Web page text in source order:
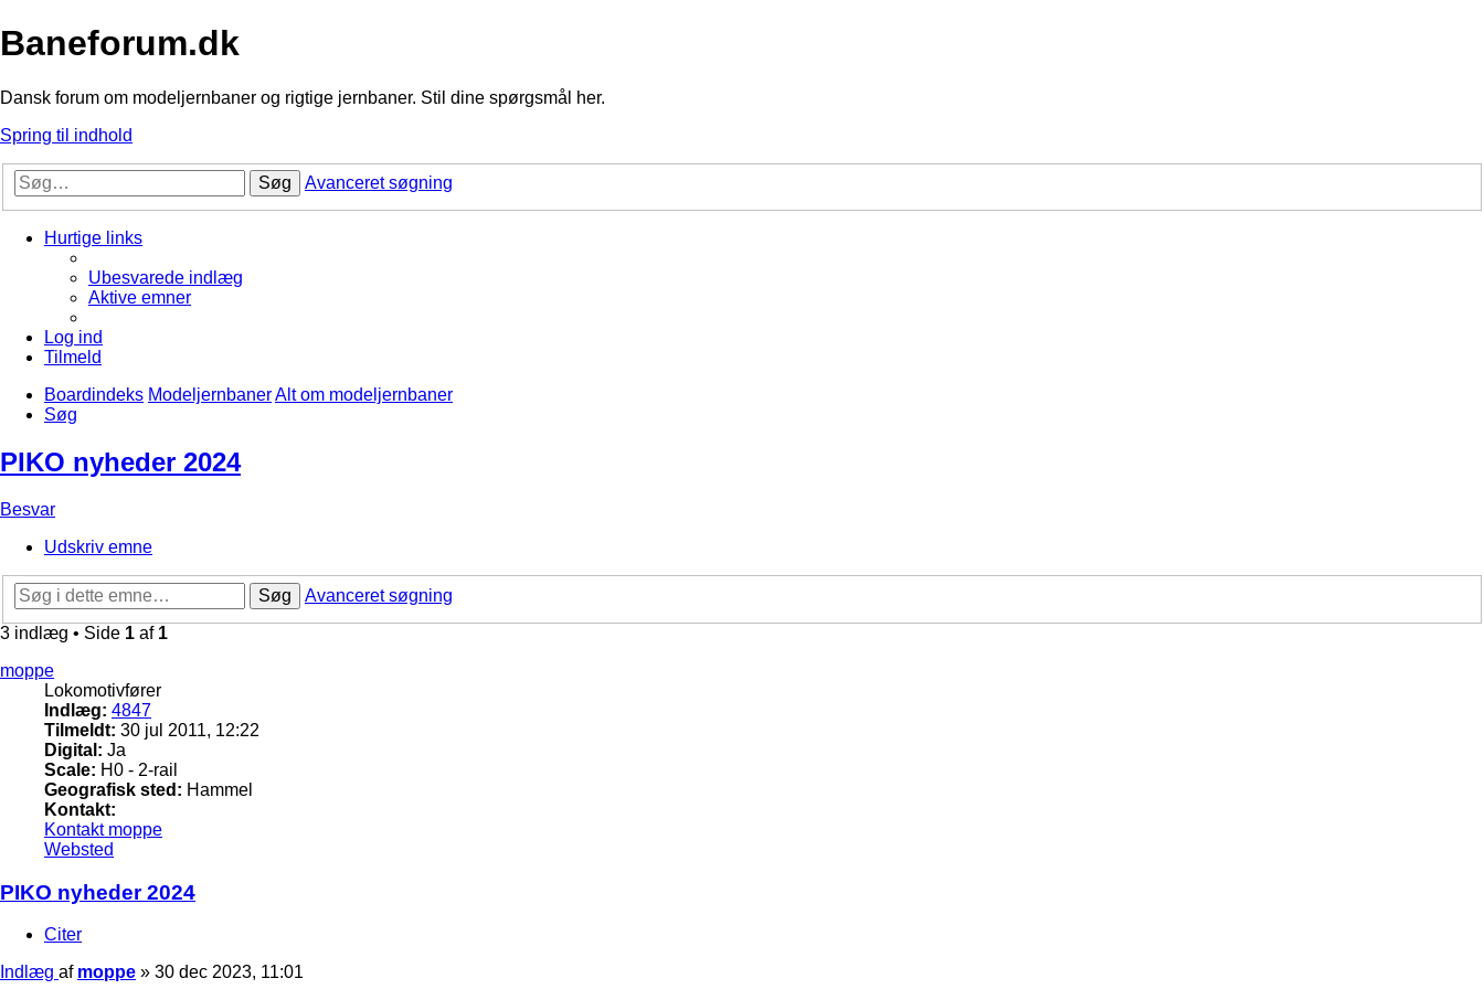
Baneforum.dk
Dansk forum om modeljernbaner og rigtige jernbaner. Stil dine spørgsmål her.
Spring til indhold
Søg Avanceret søgning
Hurtige links
Ubesvarede indlæg
Aktive emner
Log ind
Tilmeld
Boardindeks ModeljernbanerAlt om modeljernbaner
Søg
PIKO nyheder 2024
Besvar
Udskriv emne
Søg
Avanceret søgning
3 indlæg • Side 1 af 1
moppe
Lokomotivfører
Indlæg: 4847
Tilmeldt: 30 jul 2011, 12:22
Digital: Ja
Scale: H0 - 2-rail
Geografisk sted: Hammel
Kontakt:
Kontakt moppe
Websted
PIKO nyheder 2024
Citer
Indlæg af moppe » 30 dec 2023, 11:01